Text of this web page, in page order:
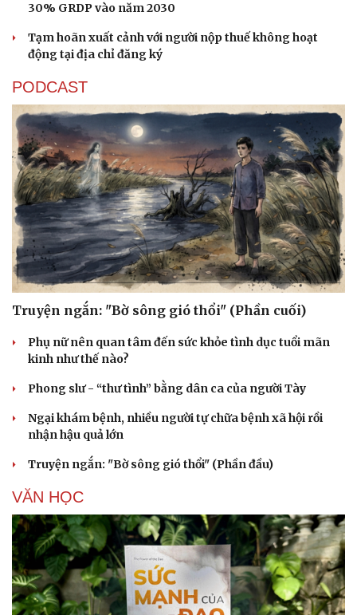
30% GRDP vào năm 2030
Tạm hoãn xuất cảnh với người nộp thuế không hoạt
động tại địa chỉ đăng ký
PODCAST
Truyện ngắn: "Bờ sông gió thổi" (Phần cuối)
Phụ nữ nên quan tâm đến sức khỏe tình dục tuổi mãn
kinh như thế nào?
Phong slư - “thư tình” bằng dân ca của người Tày
Ngại khám bệnh, nhiều người tự chữa bệnh xã hội rồi
nhận hậu quả lớn
Truyện ngắn: "Bờ sông gió thổi" (Phần đầu)
VĂN HỌC